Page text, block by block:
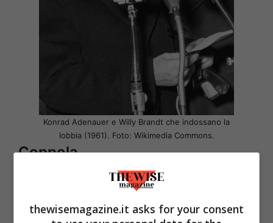
Konrad Adenauer e Willy Brandt che indossano la
lobbia (1961). Foto: Wikimedia Commons.
Coppola
Cappello decisamente informale, è
conosciuto nei paesi anglosassoni come
thewisemagazine.it asks for your consent